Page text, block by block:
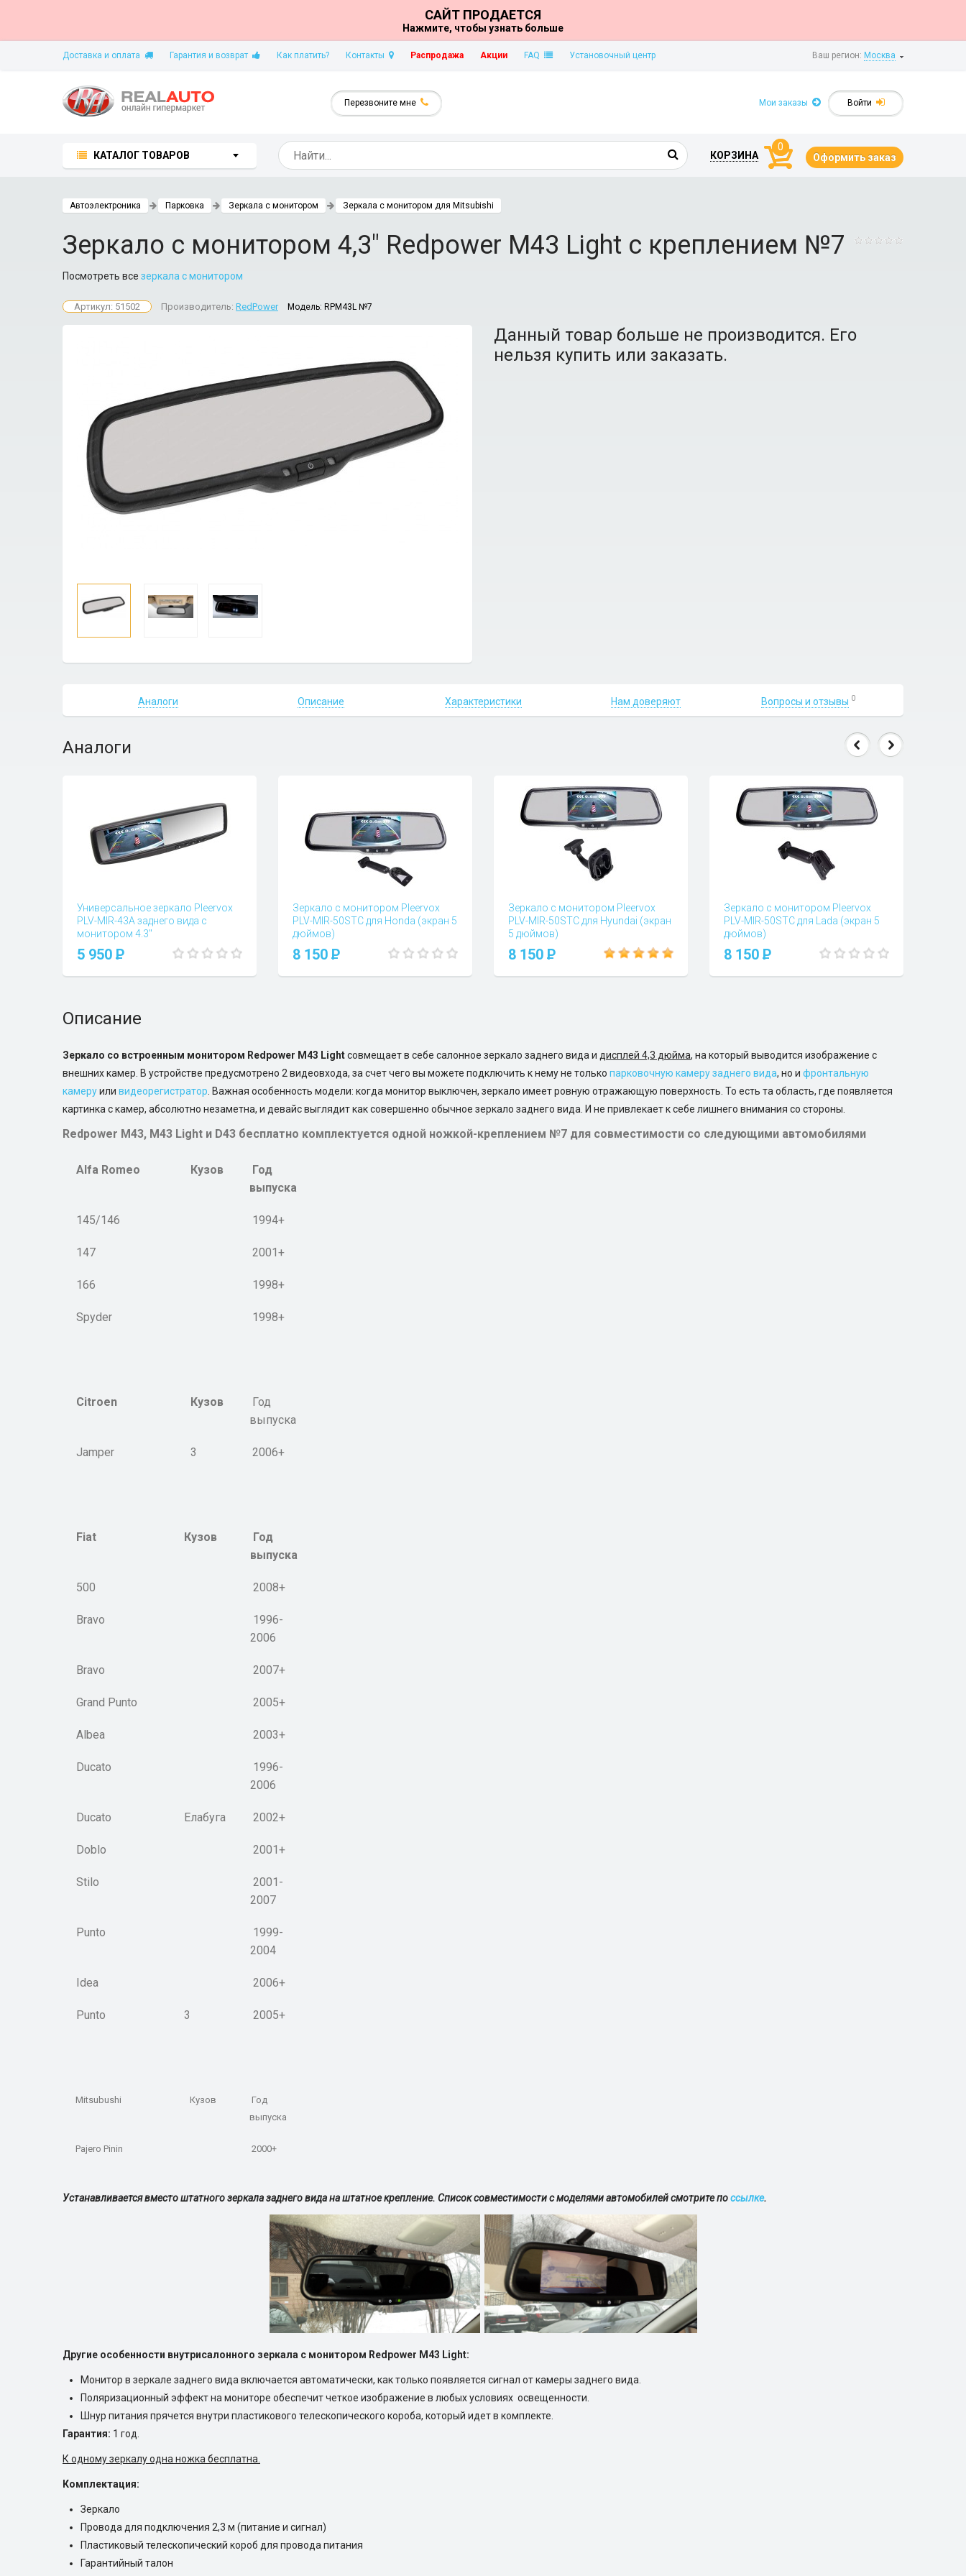
САЙТ ПРОДАЕТСЯ
Нажмите, чтобы узнать больше
Ваш регион: Москва
Доставка и оплата Гарантия и возврат Как платить? Контакты Распродажа Акции FAQ Установочный центр
Перезвоните мне Войти
Мои заказы
КАТАЛОГ ТОВАРОВ КОРЗИНА
0
Оформить заказ
Автоэлектроника Парковка Зеркала с монитором Зеркала с монитором для Mitsubishi
Зеркало с монитором 4,3" Redpower M43 Light с креплением №7
Посмотреть все зеркала с монитором
Артикул: 51502 Производитель: RedPower Модель: RPM43L №7
Данный товар больше не производится. Его
нельзя купить или заказать.
Аналоги Описание Характеристики Нам доверяют Вопросы и отзывы 0
Аналоги
Универсальное зеркало Pleervox
PLV-MIR-43A заднего вида с
монитором 4.3"
Вопросы и отзывы (0)
5 950 P
Зеркало с монитором Pleervox
PLV-MIR-50STC для Honda (экран 5
дюймов)
Вопросы и отзывы (0)
8 150 P
Зеркало с монитором Pleervox
PLV-MIR-50STC для Hyundai (экран
5 дюймов)
Вопросы и отзывы (1)
8 150 P
Зеркало с монитором Pleervox
PLV-MIR-50STC для Lada (экран 5
дюймов)
Вопросы и отзывы (0)
8 150 P
Описание
Зеркало со встроенным монитором Redpower M43 Lightсовмещает в себе салонное зеркало заднего вида и дисплей 4,3 дюйма, на который выводится изображение с
внешних камер. В устройстве предусмотрено 2 видеовхода, за счет чего вы можете подключить к нему не только парковочную камеру заднего вида, но и фронтальную
камеруили видеорегистратор . Важная особенность модели: когда монитор выключен, зеркало имеет ровную отражающую поверхность. То есть та область, где появляется
картинка с камер, абсолютно незаметна, и девайс выглядит как совершенно обычное зеркало заднего вида. И не привлекает к себе лишнего внимания со стороны.
Redpower M43, M43 Light и D43 бесплатно комплектуется одной ножкой-креплением №7 для совместимости со следующими автомобилями
Alfa Romeo Кузов
Год
выпуска
145/146 1994+
147 2001+
166 1998+
Spyder 1998+
Citroen Кузов
Год
выпуска
Jamper 3 2006+
Fiat Кузов
Год
выпуска
500 2008+
Bravo
1996-
2006
Bravo 2007+
Grand Punto 2005+
Albea 2003+
Ducato
1996-
2006
Ducato Елабуга 2002+
Doblo 2001+
Stilo
2001-
2007
Punto
1999-
2004
Idea 2006+
Punto 3 2005+
Mitsubushi Кузов
Год
выпуска
Pajero Pinin 2000+
Устанавливается вместо штатного зеркала заднего вида на штатное крепление. Список совместимости с моделями автомобилей смотрите поссылке.
Другие особенности внутрисалонного зеркала с монитором Redpower M43 Light:
Монитор в зеркале заднего вида включается автоматически, как только появляется сигнал от камеры заднего вида.
Поляризационный эффект на мониторе обеспечит четкое изображение в любых условиях освещенности.
Шнур питания прячется внутри пластикового телескопического короба, который идет в комплекте.
Гарантия: 1 год.
К одному зеркалу одна ножка бесплатна.
Комплектация:
Зеркало
Провода для подключения 2,3 м (питание и сигнал)
Пластиковый телескопический короб для провода питания
Гарантийный талон